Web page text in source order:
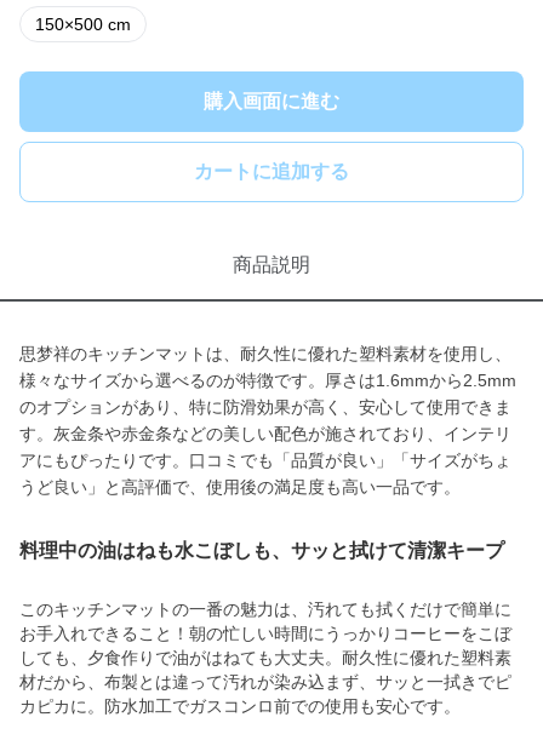
150×500 cm
購入画面に進む
カートに追加する
商品説明
思梦祥のキッチンマットは、耐久性に優れた塑料素材を使用し、
様々なサイズから選べるのが特徴です。厚さは1.6mmから2.5mm
のオプションがあり、特に防滑効果が高く、安心して使用できま
す。灰金条や赤金条などの美しい配色が施されており、インテリ
アにもぴったりです。口コミでも「品質が良い」「サイズがちょ
うど良い」と高評価で、使用後の満足度も高い一品です。
料理中の油はねも水こぼしも、サッと拭けて清潔キープ
このキッチンマットの一番の魅力は、汚れても拭くだけで簡単に
お手入れできること！朝の忙しい時間にうっかりコーヒーをこぼ
しても、夕食作りで油がはねても大丈夫。耐久性に優れた塑料素
材だから、布製とは違って汚れが染み込まず、サッと一拭きでピ
カピカに。防水加工でガスコンロ前での使用も安心です。